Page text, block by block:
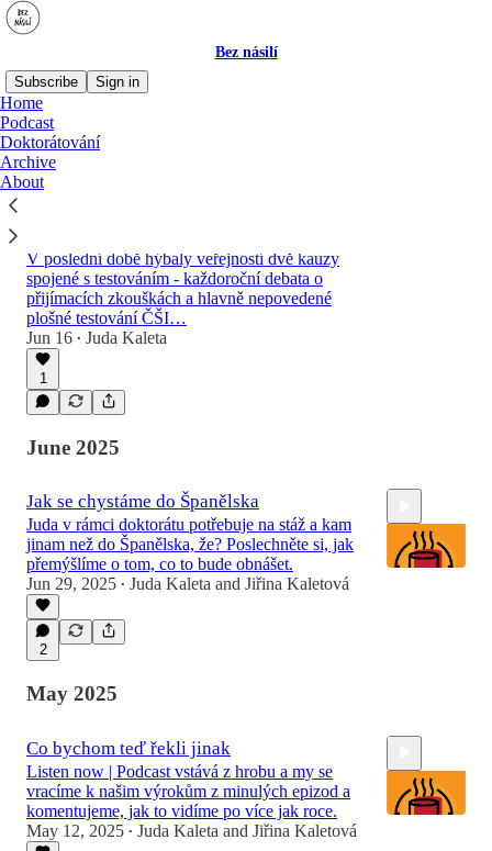
Bez násilí
Subscribe
Sign in
Home
Podcast
Doktorátování
Archive
About
Latest Top
V poslední době hýbaly veřejností dvě kauzy
spojené s testováním - každoroční debata o
přijímacích zkouškách a hlavně nepovedené
plošné testování ČŠI…
Jun 16 • Juda Kaleta
1
June 2025
Jak se chystáme do Španělska
Juda v rámci doktorátu potřebuje na stáž a kam
jinam než do Španělska, že? Poslechněte si, jak
přemýšlíme o tom, co to bude obnášet.
Jun 29, 2025 • Juda Kaleta and Jiřina Kaletová
2
May 2025
Co bychom teď řekli jinak
Listen now | Podcast vstává z hrobu a my se
vracíme k našim výrokům z minulých epizod a
komentujeme, jak to vidíme po více jak roce.
May 12, 2025 • Juda Kaleta and Jiřina Kaletová